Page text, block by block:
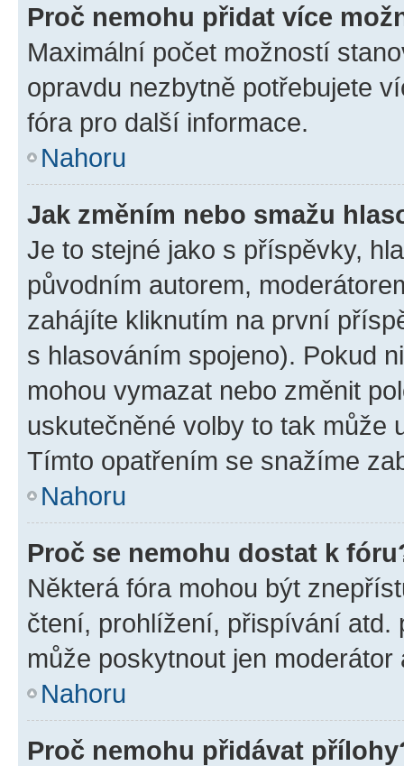
Proč nemohu přidat více
Maximální počet možností
opravdu nezbytně potřebujete
fóra pro další informace.
Nahoru
Jak změním nebo smažu
Je to stejné jako s příspěvky,
původním autorem,
zahájíte kliknutím na první
s hlasováním spojeno). Pokud
mohou vymazat nebo změnit
uskutečněné volby to tak může
Tímto opatřením se snažíme
Nahoru
Proč se nemohu dostat k
Některá fóra mohou být
čtení, prohlížení, přispívání atd.
může poskytnout jen
Nahoru
Proč nemohu přidávat